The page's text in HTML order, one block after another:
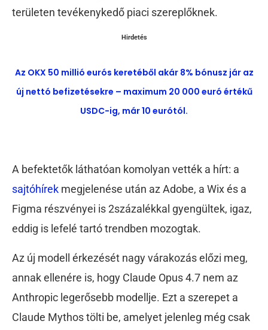
területen tevékenykedő piaci szereplőknek.
Hirdetés
Az OKX 50 millió eurós keretéből akár 8% bónusz jár az
új nettó befizetésekre – maximum 20 000 euró értékű
USDC-ig, már 10 eurótól.
A befektetők láthatóan komolyan vették a hírt: a
sajtóhírek megjelenése után az Adobe, a Wix és a
Figma részvényei is 2százalékkal gyengültek, igaz,
eddig is lefelé tartó trendben mozogtak.
Az új modell érkezését nagy várakozás előzi meg,
annak ellenére is, hogy Claude Opus 4.7 nem az
Anthropic legerősebb modellje. Ezt a szerepet a
Claude Mythos tölti be, amelyet jelenleg még csak